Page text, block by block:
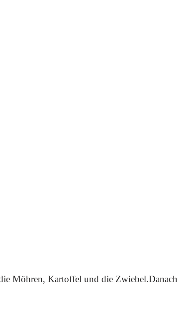
Möhren, Kartoffel und die Zwiebel.Danach